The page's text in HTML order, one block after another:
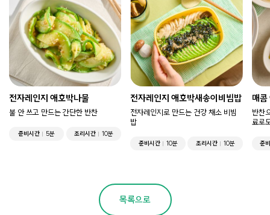
전자레인지 애호박나물
불 안 쓰고 만드는 간단한 반찬
준비시간 5분 조리시간 10분
전자레인지 애호박새송이비빔밥
전자레인지로 만드는 건강 채소 비빔
밥
준비시간 10분 조리시간 10분
매콤
반찬
료로
준
목록으로